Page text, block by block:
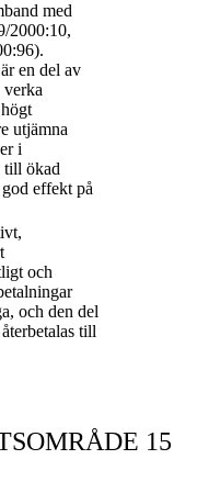
med
2000:10,
en del av
utjämna
i
till ökad
effekt på
och
och den del
till
15